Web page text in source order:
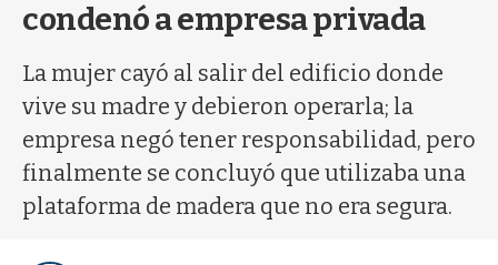
condenó a empresa privada
La mujer cayó al salir del edificio donde
vive su madre y debieron operarla; la
empresa negó tener responsabilidad, pero
finalmente se concluyó que utilizaba una
plataforma de madera que no era segura.